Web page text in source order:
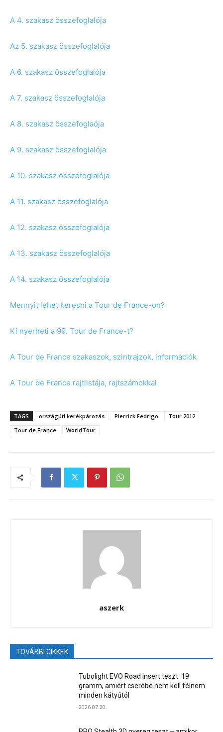
A 4. szakasz összefoglalója
Az 5. szakasz összefoglalója
A 6. szakasz összefoglalója
A 7. szakasz összefoglalója
A 8. szakasz összefoglaója
A 9. szakasz összefoglalója
A 10. szakasz összefoglalója
A 11. szakasz összefoglalója
A 12. szakasz összefoglalója
A 13. szakasz összefoglalója
A 14. szakasz összefoglalója
Mennyit lehet keresni a Tour de France-on?
Ki nyerheti a 99. Tour de France-t?
A Tour de France szakaszok, szintrajzok, információk
A Tour de France rajtlistája, rajtszámokkal
TAGS országúti kerékpározás Pierrick Fedrigo
Tour 2012
Tour de France
WorldTour
aszerk
TOVÁBBI CIKKEK
Tubolight EVO Road insert teszt: 19
gramm, amiért cserébe nem kell félnem
minden kátyútól
2026.07.20.